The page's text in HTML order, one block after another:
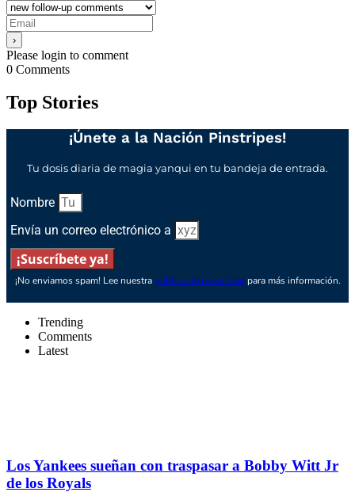
Please login to comment
0 Comments
Top Stories
¡Únete a la Nación Pinstripes!
Tu dosis diaria de magia yanqui en tu bandeja de entrada.
Nombre
Envía un correo electrónico a
¡Suscríbete ya!
¡No enviamos spam! Lee nuestra política de privacidad para más información.
Trending
Comments
Latest
Los Yankees sueñan con traspasar a Bobby Witt Jr
de los Royals